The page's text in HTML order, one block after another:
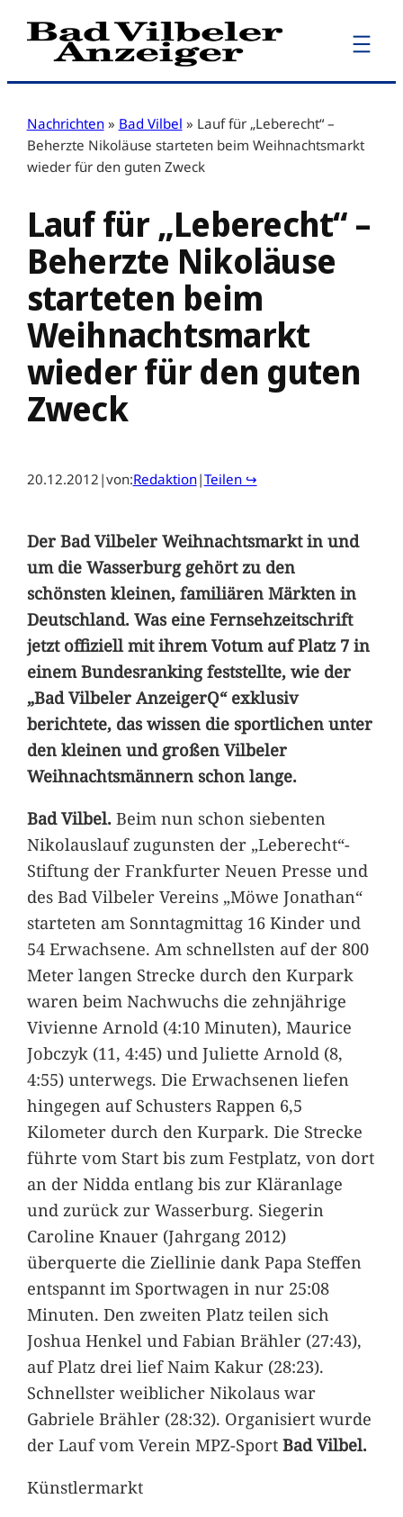
Zum
Inhalt
Nachrichten » Bad Vilbel » Lauf für „Leberecht“ –
Beherzte Nikoläuse starteten beim Weihnachtsmarkt
wieder für den guten Zweck
Lauf für „Leberecht“ –
Beherzte Nikoläuse
starteten beim
Weihnachtsmarkt
wieder für den guten
Zweck
20.12.2012 |von:Redaktion|Teilen ↪
Der Bad Vilbeler Weihnachtsmarkt in und
um die Wasserburg gehört zu den
schönsten kleinen, familiären Märkten in
Deutschland. Was eine Fernsehzeitschrift
jetzt offiziell mit ihrem Votum auf Platz 7 in
einem Bundesranking feststellte, wie der
„Bad Vilbeler AnzeigerQ“ exklusiv
berichtete, das wissen die sportlichen unter
den kleinen und großen Vilbeler
Weihnachtsmännern schon lange.
Bad Vilbel.Beim nun schon siebenten
Nikolauslauf zugunsten der „Leberecht“-
Stiftung der Frankfurter Neuen Presse und
des Bad Vilbeler Vereins „Möwe Jonathan“
starteten am Sonntagmittag 16 Kinder und
54 Erwachsene. Am schnellsten auf der 800
Meter langen Strecke durch den Kurpark
waren beim Nachwuchs die zehnjährige
Vivienne Arnold (4:10 Minuten), Maurice
Jobczyk (11, 4:45) und Juliette Arnold (8,
4:55) unterwegs. Die Erwachsenen liefen
hingegen auf Schusters Rappen 6,5
Kilometer durch den Kurpark. Die Strecke
führte vom Start bis zum Festplatz, von dort
an der Nidda entlang bis zur Kläranlage
und zurück zur Wasserburg. Siegerin
Caroline Knauer (Jahrgang 2012)
überquerte die Ziellinie dank Papa Steffen
entspannt im Sportwagen in nur 25:08
Minuten. Den zweiten Platz teilen sich
Joshua Henkel und Fabian Brähler (27:43),
auf Platz drei lief Naim Kakur (28:23).
Schnellster weiblicher Nikolaus war
Gabriele Brähler (28:32). Organisiert wurde
der Lauf vom Verein MPZ-Sport Bad Vilbel.
Künstlermarkt